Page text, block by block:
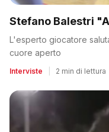
Stefano Balestri
L'esperto giocatore
cuore aperto
Interviste 2 min di lettura